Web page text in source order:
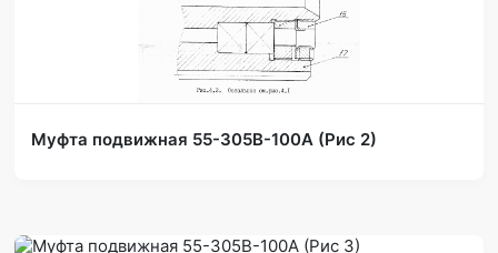
Муфта подвижная 55-305В-100А (Рис 2)